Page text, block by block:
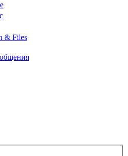
& Files